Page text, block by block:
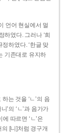
언어 현실에서 멀
하였다. 그러나 ‘희
정하였다. ‘한글 맞
기존대로 유지하
하는 것을 ‘ㄴ’의 음
’의 ‘ㄴ’과 음가가
따르면 ‘ㄴ’은
의 [니]처럼 경구개